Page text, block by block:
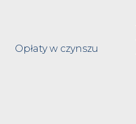
Opłaty w czynszu